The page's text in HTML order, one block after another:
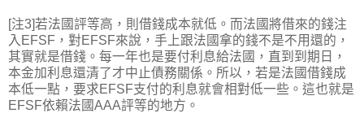
[注3]若法國評等高，則借錢成本就低。而法國將借來的錢注
入EFSF，對EFSF來說，手上跟法國拿的錢不是不用還的，
其實就是借錢。每一年也是要付利息給法國，直到到期日，
本金加利息還清了才中止債務關係。所以，若是法國借錢成
本低一點，要求EFSF支付的利息就會相對低一些。這也就是
EFSF依賴法國AAA評等的地方。